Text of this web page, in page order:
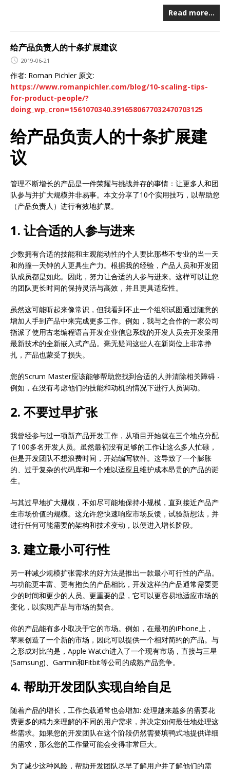
Read more…
给产品负责人的十条扩展建议
2019-06-21
作者: Roman Pichler 原文:
https://www.romanpichler.com/blog/10-scaling-tips-
for-product-people/?
doing_wp_cron=1561070340.3916580677032470703125
给产品负责人的十条扩展建
议
管理不断增长的产品是一件荣耀与挑战并存的事情：让更多人和团
队参与并扩大规模并非易事。本文分享了10个实用技巧，以帮助您
（产品负责人）进行有效地扩展。
1. 让合适的人参与进来
少数拥有合适的技能和主观能动性的个人要比那些不专业的当一天
和尚撞一天钟的人更具生产力。根据我的经验，产品人员和开发团
队成员都是如此。因此，努力让合适的人参与进来。这样可以让您
的团队更长时间的保持灵活与高效，并且更具适应性。
虽然这可能听起来像常识，但我看到不止一个组织试图通过随意的
增加人手到产品中来完成更多工作。例如，我与之合作的一家公司
指派了使用古老编程语言开发企业信息系统的开发人员去开发采用
最新技术的全新嵌入式产品。毫无疑问这些人在新岗位上非常挣
扎，产品也蒙受了损失。
您的Scrum Master应该能够帮助您找到合适的人并清除相关障碍 -
例如，在没有考虑他们的技能和动机的情况下进行人员调动。
2. 不要过早扩张
我曾经参与过一项新产品开发工作，从项目开始就在三个地点分配
了100多名开发人员。虽然最初没有足够的工作让这么多人忙碌，
但是开发团队不想浪费时间，开始编写软件。这导致了一个膨胀
的、过于复杂的代码库和一个难以适应且维护成本昂贵的产品的诞
生。
与其过早地扩大规模，不如尽可能地保持小规模，直到接近产品产
生市场价值的规模。这允许您快速响应市场反馈，试验新想法，并
进行任何可能需要的架构和技术变动，以便进入增长阶段。
3. 建立最小可行性
另一种减少规模扩张需求的好方法是推出一款最小可行性的产品。
与功能更丰富、更有抱负的产品相比，开发这样的产品通常需要更
少的时间和更少的人员。更重要的是，它可以更容易地适应市场的
变化，以实现产品与市场的契合。
你的产品能有多小取决于它的市场。例如，在最初的iPhone上，
苹果创造了一个新的市场，因此可以提供一个相对简约的产品。与
之形成对比的是，Apple Watch进入了一个现有市场，直接与三星
(Samsung)、Garmin和Fitbit等公司的成熟产品竞争。
4. 帮助开发团队实现自给自足
随着产品的增长，工作负载通常也会增加: 处理越来越多的需要花
费更多的精力来理解的不同的用户需求，并决定如何最佳地处理这
些需求。如果您的开发团队在这个阶段仍然需要填鸭式地提供详细
的需求，那么您的工作量可能会变得非常巨大。
为了减少这种风险，帮助开发团队尽早了解用户并了解他们的需